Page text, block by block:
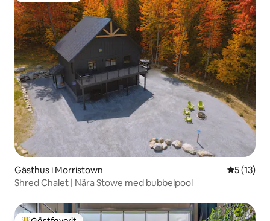
Gästhus i Morristown 5 av 5 i
5 (13)
Shred Chalet | Nära Stowe med bubbelpool